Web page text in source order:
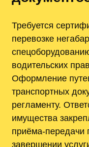
Требуется
перевозке
водительских
Оформление
транспортных
регламенту.
имущества
приёма-передачи
завершении